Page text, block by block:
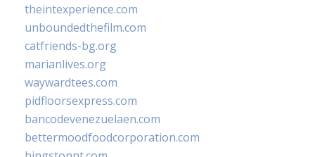
theintexperience.com
unboundedthefilm.com
catfriends-bg.org
marianlives.org
waywardtees.com
pidfloorsexpress.com
bancodevenezuelaen.com
bettermoodfoodcorporation.com